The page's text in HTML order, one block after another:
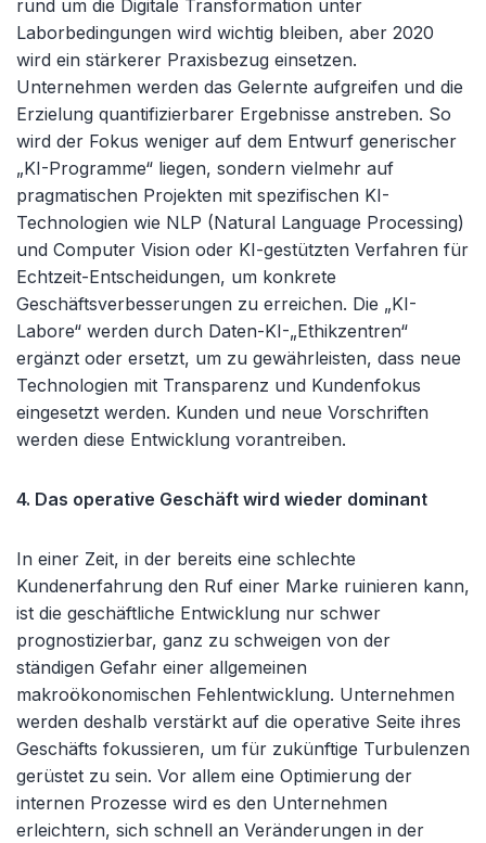
rund um die Digitale Transformation unter
Laborbedingungen wird wichtig bleiben, aber 2020
wird ein stärkerer Praxisbezug einsetzen.
Unternehmen werden das Gelernte aufgreifen und die
Erzielung quantifizierbarer Ergebnisse anstreben. So
wird der Fokus weniger auf dem Entwurf generischer
„KI-Programme“ liegen, sondern vielmehr auf
pragmatischen Projekten mit spezifischen KI-
Technologien wie NLP (Natural Language Processing)
und Computer Vision oder KI-gestützten Verfahren für
Echtzeit-Entscheidungen, um konkrete
Geschäftsverbesserungen zu erreichen. Die „KI-
Labore“ werden durch Daten-KI-„Ethikzentren“
ergänzt oder ersetzt, um zu gewährleisten, dass neue
Technologien mit Transparenz und Kundenfokus
eingesetzt werden. Kunden und neue Vorschriften
werden diese Entwicklung vorantreiben.
4. Das operative Geschäft wird wieder dominant
In einer Zeit, in der bereits eine schlechte
Kundenerfahrung den Ruf einer Marke ruinieren kann,
ist die geschäftliche Entwicklung nur schwer
prognostizierbar, ganz zu schweigen von der
ständigen Gefahr einer allgemeinen
makroökonomischen Fehlentwicklung. Unternehmen
werden deshalb verstärkt auf die operative Seite ihres
Geschäfts fokussieren, um für zukünftige Turbulenzen
gerüstet zu sein. Vor allem eine Optimierung der
internen Prozesse wird es den Unternehmen
erleichtern, sich schnell an Veränderungen in der